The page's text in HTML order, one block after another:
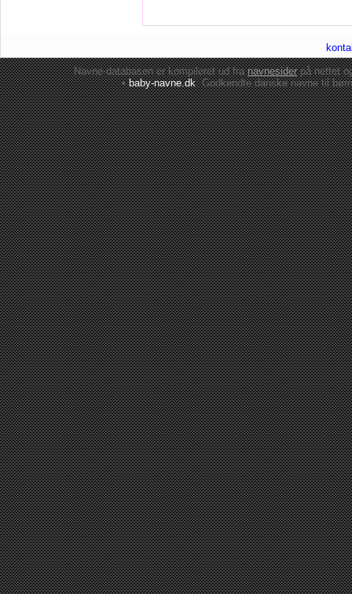
Navne-databasen er kompileret ud franavnesiderpå nettet
•baby-navne.dk: Godkendte danskenavne til børn